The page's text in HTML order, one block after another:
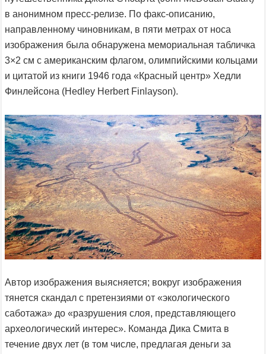
в анонимном пресс-релизе. По факс-описанию,
направленному чиновникам, в пяти метрах от носа
изображения была обнаружена мемориальная табличка
3×2 см с американским флагом, олимпийскими кольцами
и цитатой из книги 1946 года «Красный центр» Хедли
Финлейсона (Hedley Herbert Finlayson).
Автор изображения выясняется; вокруг изображения
тянется скандал с претензиями от «экологического
саботажа» до «разрушения слоя, представляющего
археологический интерес». Команда Дика Смита в
течение двух лет (в том числе, предлагая деньги за